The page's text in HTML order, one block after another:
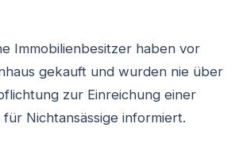
Immobilienbesitzer haben vor
gekauft und wurden nie über
zur Einreichung einer
Nichtansässige informiert.